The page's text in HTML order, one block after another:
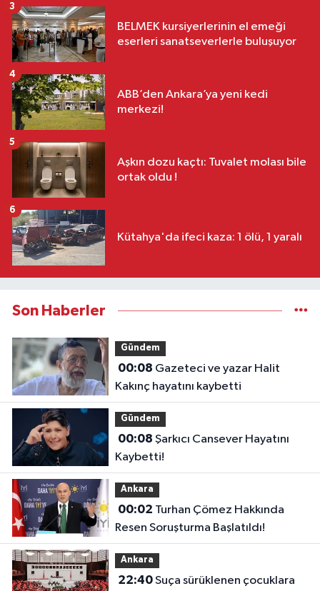
BELMEK kursiyerlerinin el emeği
eserleri sanatseverlerle buluşuyor
3
ABB’den Ankara’ya yeni kedi
merkezi!
4
Aşkın dozu kaçtı: Tuvalet molası bile
ortak oldu !
5
Kütahya'da ifeci kaza: 1 ölü, 1 yaralı
6
Son Haberler
Gündem
00:08
Kakınç hayatını kaybetti
Gündem
00:08
Kaybetti!
Ankara
00:02
Resen Soruşturma Başlatıldı!
Ankara
22:40Suça sürüklenen çocuklara